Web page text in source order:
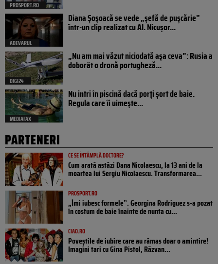
PROSPORT.RO
ADEVARUL
Diana Șoșoacă se vede „șefă de pușcărie”
într-un clip realizat cu AI. Nicușor...
DIGI24
„Nu am mai văzut niciodată așa ceva”: Rusia a
doborât o dronă portugheză...
MEDIAFAX
Nu intri în piscină dacă porți șort de baie.
Regula care îi uimește...
PARTENERI
CE SE ÎNTÂMPLĂ DOCTORE?
Cum arată astăzi Dana Nicolaescu, la 13 ani de la
moartea lui Sergiu Nicolaescu. Transformarea...
PROSPORT.RO
„Îmi iubesc formele”. Georgina Rodriguez s-a pozat
în costum de baie înainte de nunta cu...
CIAO.RO
Poveştile de iubire care au rămas doar o amintire!
Imagini tari cu Gina Pistol, Răzvan...